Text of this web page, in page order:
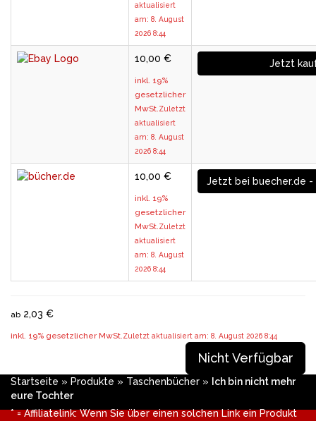
aktualisiert
am: 8. August
2026 8:44
10,00 €
inkl. 19%
gesetzlicher
MwSt.Zuletzt
aktualisiert
am: 8. August
2026 8:44
Jetzt
10,00 €
inkl. 19%
gesetzlicher
MwSt.Zuletzt
aktualisiert
am: 8. August
2026 8:44
Jetzt bei buecher.de -
ab 2,03 €
inkl. 19% gesetzlicher MwSt.Zuletzt aktualisiert am: 8. August 2026 8:44
Nicht Verfügbar
Startseite » Produkte » Taschenbücher »
Ich bin nicht mehr
eure Tochter
* = Affiliatelink: Wenn Sie über einen solchen Link ein Produkt